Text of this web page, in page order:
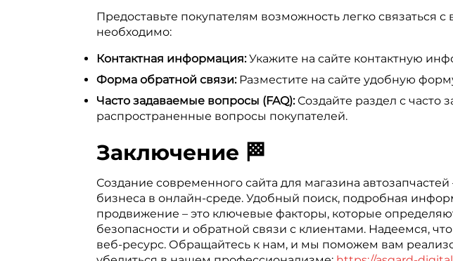
Предоставьте покупателям возможность легко
необходимо:
Контактная информация:Укажите на сайте контактную
Форма обратной связи:Разместите на сайте удобную
Часто задаваемые вопросы (FAQ):Создайте раздел с часто
распространенные вопросы покупателей.
Заключение 🏁
Создание современного сайта для магазина
бизнеса в онлайн-среде. Удобный поиск, подробная
продвижение – это ключевые факторы, которые
безопасности и обратной связи с клиентами. Надеемся,
веб-ресурс. Обращайтесь к нам, и мы поможем вам